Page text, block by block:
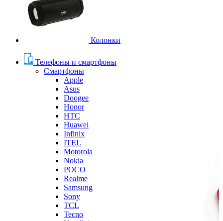
Колонки
Телефоны и смартфоны
Смартфоны
Apple
Asus
Doogee
Honor
HTC
Huawei
Infinix
ITEL
Motorola
Nokia
POCO
Realme
Samsung
Sony
TCL
Tecno